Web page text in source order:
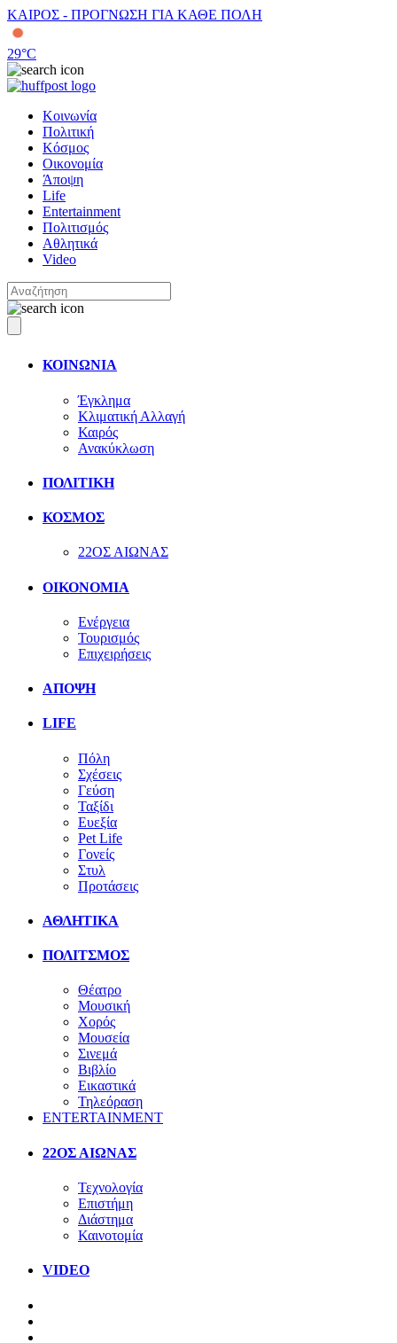
ΚΑΙΡΟΣ - ΠΡΟΓΝΩΣΗ ΓΙΑ ΚΑΘΕ ΠΟΛΗ
29°C
Κοινωνία
Πολιτική
Κόσμος
Οικονομία
Άποψη
Life
Entertainment
Πολιτισμός
Αθλητικά
Video
ΚΟΙΝΩΝΙΑ
Έγκλημα
Κλιματική Αλλαγή
Καιρός
Ανακύκλωση
ΠΟΛΙΤΙΚΗ
ΚΟΣΜΟΣ
22ΟΣ ΑΙΩΝΑΣ
ΟΙΚΟΝΟΜΙΑ
Ενέργεια
Τουρισμός
Επιχειρήσεις
ΑΠΟΨΗ
LIFE
Πόλη
Σχέσεις
Γεύση
Ταξίδι
Ευεξία
Pet Life
Γονείς
Στυλ
Προτάσεις
ΑΘΛΗΤΙΚΑ
ΠΟΛΙΤΣΜΟΣ
Θέατρο
Μουσική
Χορός
Μουσεία
Σινεμά
Βιβλίο
Εικαστικά
Τηλεόραση
ENTERTAINMENT
22ΟΣ ΑΙΩΝΑΣ
Τεχνολογία
Επιστήμη
Διάστημα
Καινοτομία
VIDEO